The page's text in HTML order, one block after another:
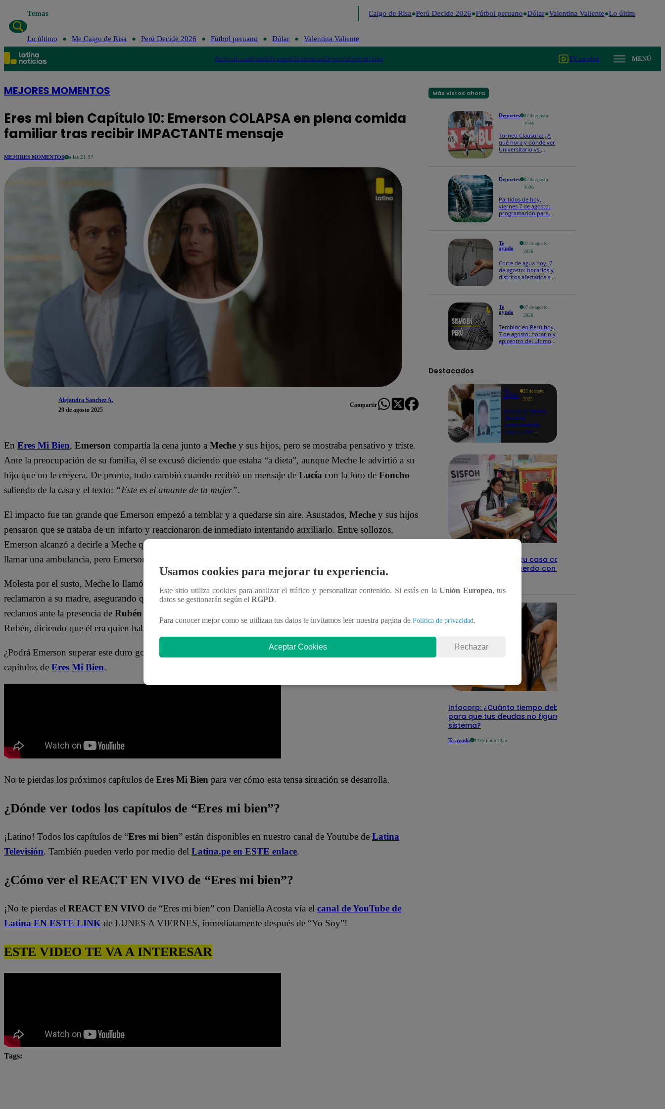
Temas Me Caigo de Risa Perú Decide 2026 Fútbol peruano Dólar Valentina Valiente Lo último
Lo último Me Caigo de Risa Perú Decide 2026 Fútbol peruano Dólar Valentina Valiente
PolíticaLimaMundoTe ayudoTendenciasDeportesEspectáculos TV en vivo MENÚ
MEJORES MOMENTOS
Eres mi bien Capítulo 10: Emerson COLAPSA en plena comida
familiar tras recibir IMPACTANTE mensaje
MEJORES MOMENTOS a las 21:57
Alejandra Sanchez A.
29 de agosto 2025
Compartir
En Eres Mi Bien, Emerson compartía la cena junto a Meche y sus hijos, pero se mostraba pensativo y triste.
Ante la preocupación de su familia, él se excusó diciendo que estaba “a dieta”, aunque Meche le advirtió a su
hijo que no le creyera. De pronto, todo cambió cuando recibió un mensaje de Lucía con la foto de Foncho
saliendo de la casa y el texto: “Este es el amante de tu mujer”.
El impacto fue tan grande que Emerson empezó a temblar y a quedarse sin aire. Asustados, Meche y sus hijos
pensaron que se trataba de un infarto y reaccionaron de inmediato intentando auxiliarlo. Entre sollozos,
Emerson alcanzó a decirle a Meche que la amaba mucho, lo que aumentó el pánico de todos. Ella pidió
llamar una ambulancia, pero Emerson, apenas pudiendo hablar, dijo que era solo un dolor de barriga.
Molesta por el susto, Meche lo llamó “alaraco” y Emerson terminó yéndose entre lágrimas. Sus hijos le
reclamaron a su madre, asegurando que el estado0 de su padre era culpa de la tensión generada por sus
reclamos ante la presencia de Rubén
Rubén, diciendo que él era quien había hecho que Emerson comiera “puras cosas malas”.
¿Podrá Emerson superar este duro golpe? ¿Qué hará con la foto que recibió? Descúbrelo en los próximos
capítulos de Eres Mi Bien.
No te pierdas los próximos capítulos de Eres Mi Bien para ver cómo esta tensa situación se desarrolla.
¿Dónde ver todos los capítulos de “Eres mi bien”?
¡Latino! Todos los capítulos de “Eres mi bien” están disponibles en nuestro canal de Youtube de Latina
Televisión. También pueden verlo por medio del Latina.pe en ESTE enlace.
¿Cómo ver el REACT EN VIVO de “Eres mi bien”?
¡No te pierdas el REACT EN VIVO de “Eres mi bien” con Daniella Acosta vía el canal de YouTube de
Latina EN ESTE LINK de LUNES A VIERNES, inmediatamente después de “Yo Soy”!
ESTE VIDEO TE VA A INTERESAR
Tags:
Más vistos ahora
Deportes
07 de agosto
2026
Torneo Clausura: ¿A
qué hora y dónde ver
Universitario vs.
Deportes
07 de agosto
2026
Partidos de hoy,
viernes 7 de agosto:
programación para
Te
ayudo
07 de agosto
2026
Corte de agua hoy, 7
de agosto: horarios y
distritos afectados sin
Te
ayudo
07 de agosto
2026
Temblor en Perú hoy,
7 de agosto: horario y
epicentro del último
Destacados
Te
ayudo
26 de mayo
2025
Revisa si tienes
deudas
consultando
con tu DNI:
detalles
Revisa con tu DNI si tu casa califica
como pobre, de acuerdo con el Sisfoh
Infocorp: ¿Cuánto tiempo debe pasar
para que tus deudas no figuren en su
sistema?
Te ayudo 11 de junio 2025
Usamos cookies para mejorar tu experiencia.
Este sitio utiliza cookies para analizar el tráfico y personalizar contenido. Si estás en laUnión Europea, tus
datos se gestionarán según el RGPD.
Para conocer mejor como se utilizan tus datos te invitamos leer nuestra pagina de Política de privacidad.
Aceptar Cookies Rechazar